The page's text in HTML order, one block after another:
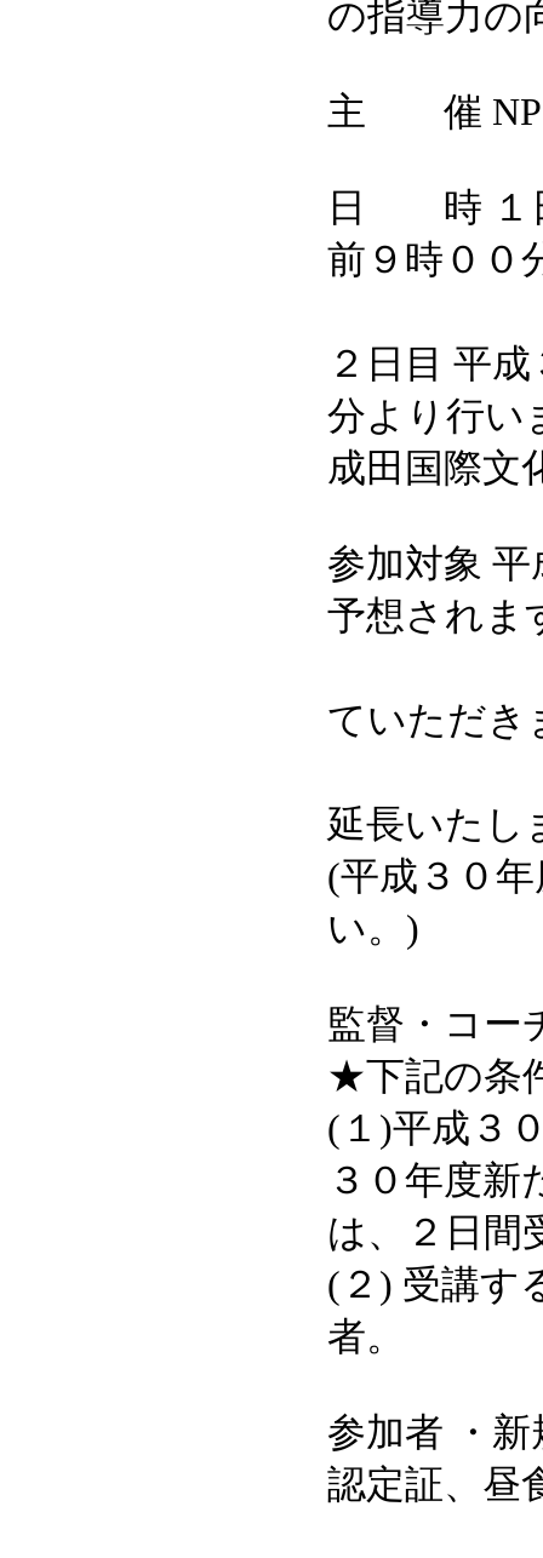
の指導力の
主 催
日 時 １
前９時００
２日目 平
分より行い
成田国際文
参加対象
予想されま
ていただき
延長いたし
(平成３０
い。)
監督・コー
★下記の条
(１)平成３
３０年度
は、２日間
(２) 受講す
者。
参加者 ・
認定証、昼